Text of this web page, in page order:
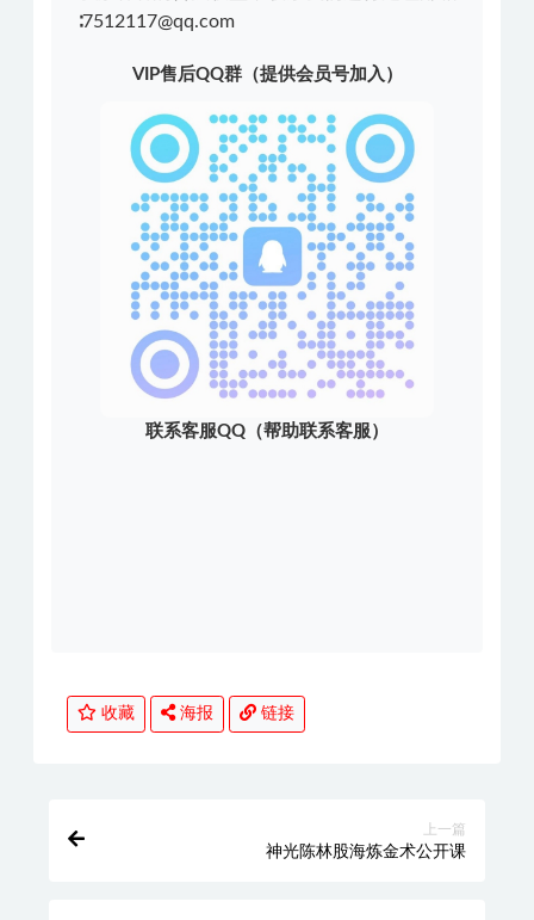
∶7512117@qq.com
VIP售后QQ群（提供会员号加入）
联系客服QQ（帮助联系客服）
链接